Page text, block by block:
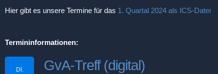
Hier gibt es unsere Termine für das 1. Quartal 2024 als ICS-Datei
Termininformationen:
DI. GvA-Treff (digital)